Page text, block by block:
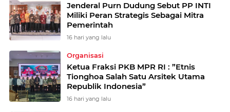
Jenderal Purn Dudung Sebut PP INTI
Miliki Peran Strategis Sebagai Mitra
Pemerintah
16 hari yang lalu
Organisasi
Ketua Fraksi PKB MPR RI : ”Etnis
Tionghoa Salah Satu Arsitek Utama
Republik Indonesia”
16 hari yang lalu